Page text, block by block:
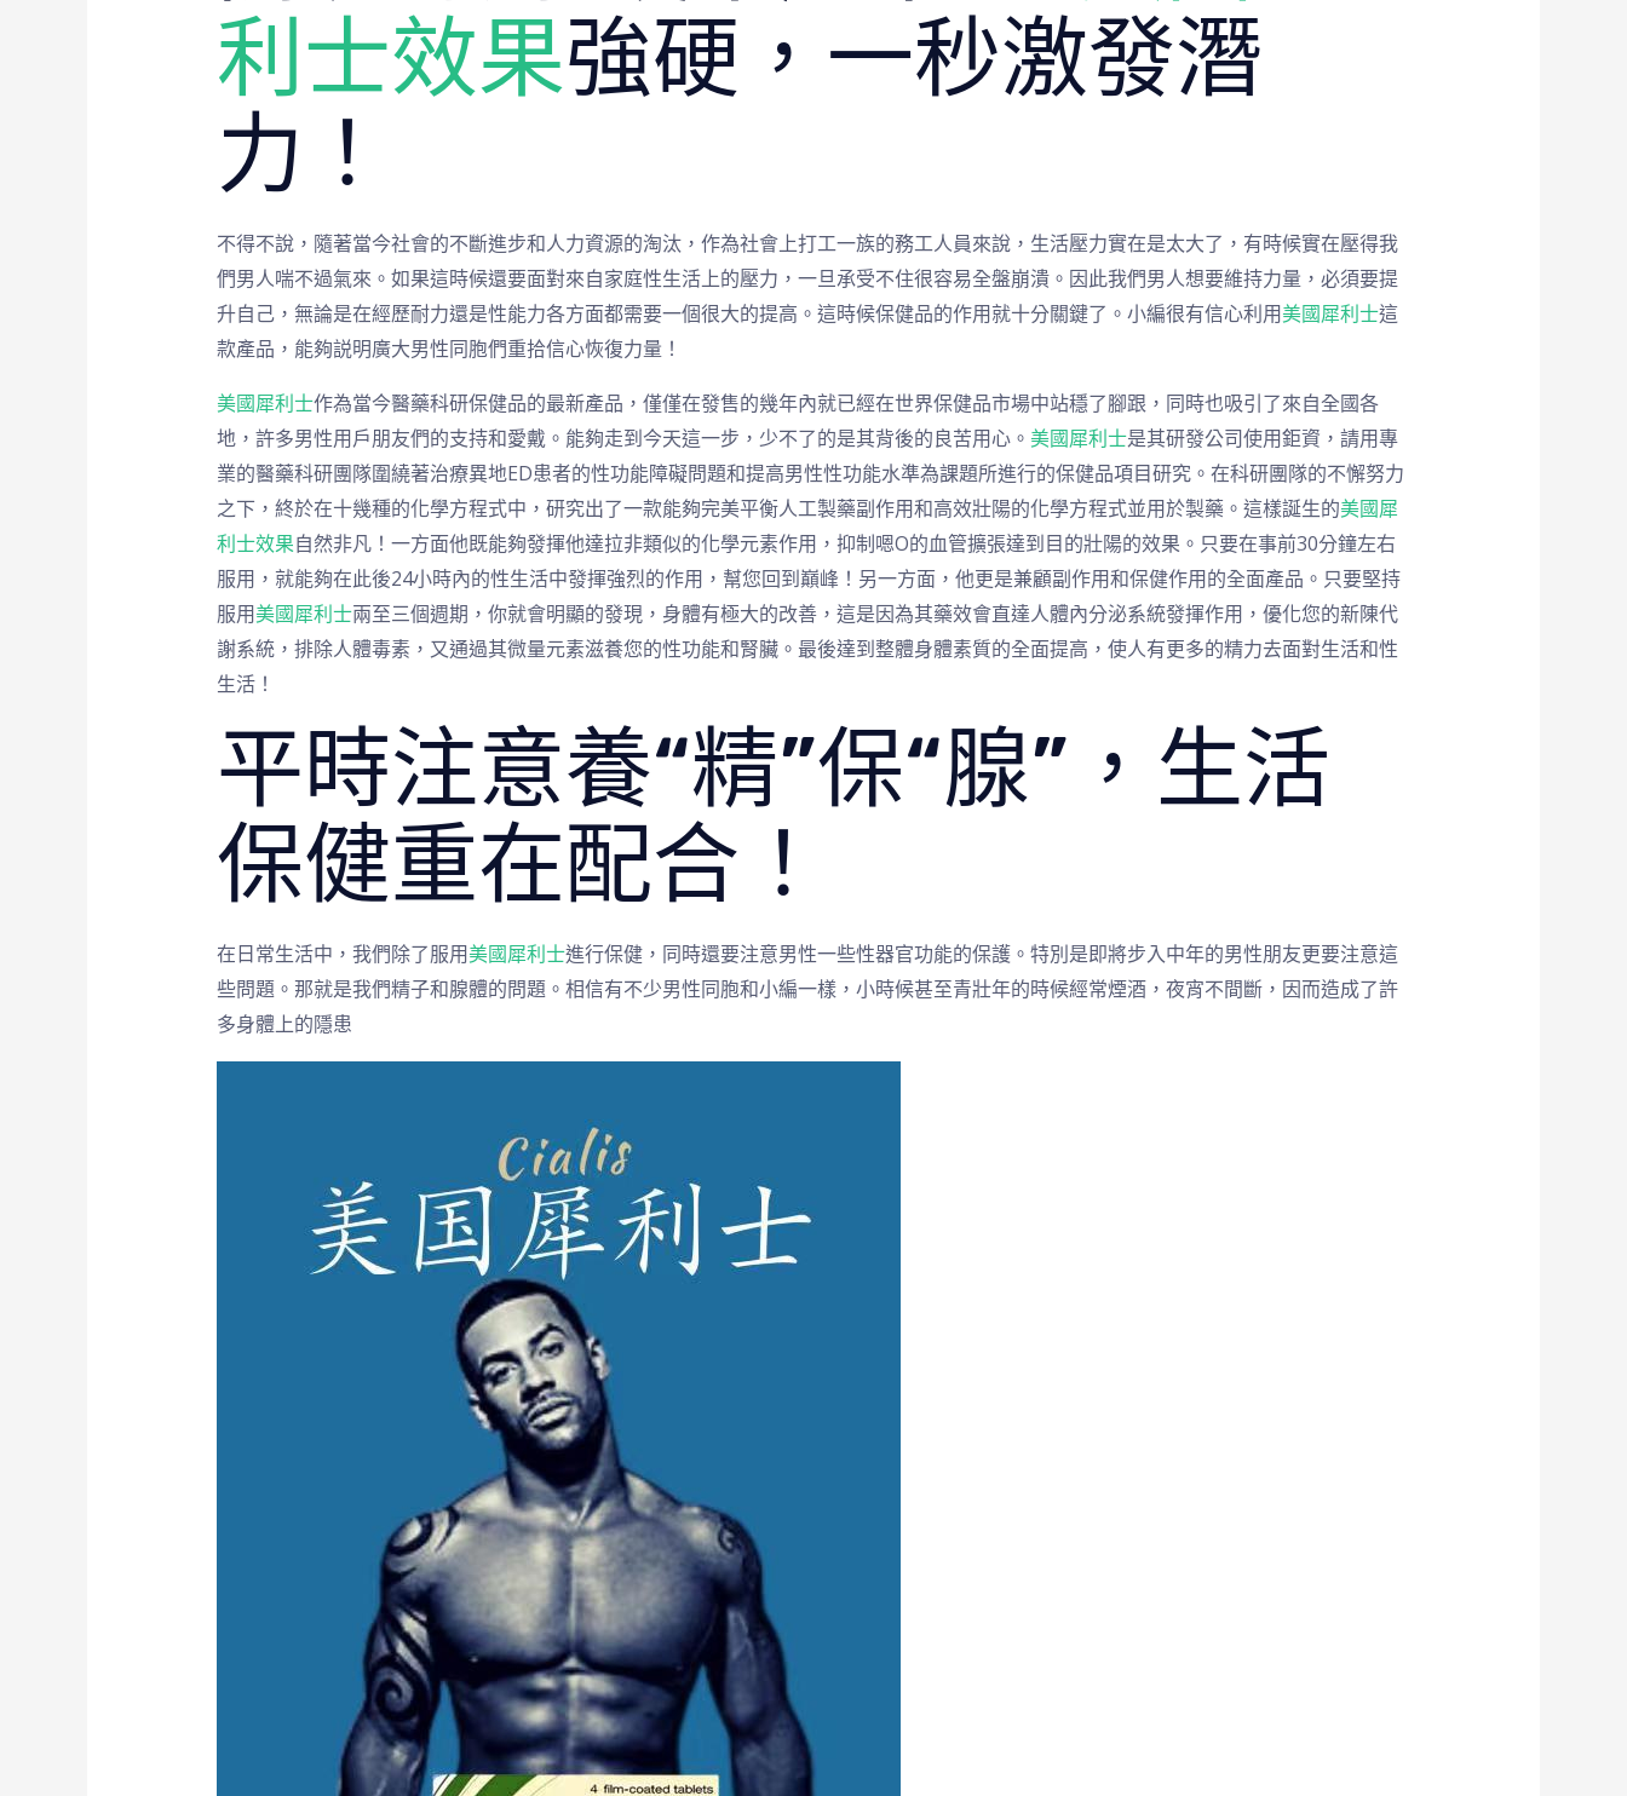
利士效果強硬，一秒激發潛
力！
不得不說，隨著當今社會的不斷進步和人力資源的淘汰，作為社會上打工一族的務工人員來說，生活壓力實在是太大了，有時候實在壓得我
們男人喘不過氣來。如果這時候還要面對來自家庭性生活上的壓力，一旦承受不住很容易全盤崩潰。因此我們男人想要維持力量，必須要提
升自己，無論是在經歷耐力還是性能力各方面都需要一個很大的提高。這時候保健品的作用就十分關鍵了。小編很有信心利用美國犀利士這
款產品，能夠説明廣大男性同胞們重拾信心恢復力量！
美國犀利士作為當今醫藥科研保健品的最新產品，僅僅在發售的幾年內就已經在世界保健品市場中站穩了腳跟，同時也吸引了來自全國各
地，許多男性用戶朋友們的支持和愛戴。能夠走到今天這一步，少不了的是其背後的良苦用心。 美國犀利士是其研發公司使用鉅資，請用專
業的醫藥科研團隊圍繞著治療異地ED患者的性功能障礙問題和提高男性性功能水準為課題所進行的保健品項目研究。在科研團隊的不懈努力
之下，終於在十幾種的化學方程式中，研究出了一款能夠完美平衡人工製藥副作用和高效壯陽的化學方程式並用於製藥。這樣誕生的美國犀
利士效果自然非凡！一方面他既能夠發揮他達拉非類似的化學元素作用，抑制嗯O的血管擴張達到目的壯陽的效果。只要在事前30分鐘左右
服用，就能夠在此後24小時內的性生活中發揮強烈的作用，幫您回到巔峰！另一方面，他更是兼顧副作用和保健作用的全面產品。只要堅持
服用美國犀利士兩至三個週期，你就會明顯的發現，身體有極大的改善，這是因為其藥效會直達人體內分泌系統發揮作用，優化您的新陳代
謝系統，排除人體毒素，又通過其微量元素滋養您的性功能和腎臟。最後達到整體身體素質的全面提高，使人有更多的精力去面對生活和性
生活！
平時注意養“精”保“腺”，生活
保健重在配合！
在日常生活中，我們除了服用美國犀利士進行保健，同時還要注意男性一些性器官功能的保護。特別是即將步入中年的男性朋友更要注意這
些問題。那就是我們精子和腺體的問題。相信有不少男性同胞和小編一樣，小時候甚至青壯年的時候經常煙酒，夜宵不間斷，因而造成了許
多身體上的隱患